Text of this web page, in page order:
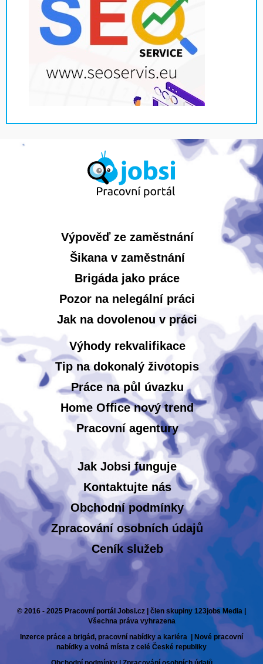
Výpověď ze zaměstnání
Šikana v zaměstnání
Brigáda jako práce
Pozor na nelegální práci
Jak na dovolenou v práci
Výhody rekvalifikace
Tip na dokonalý životopis
Práce na půl úvazku
Home Office nový trend
Pracovní agentury
Jak Jobsi funguje
Kontaktujte nás
Obchodní podmínky
Zpracování osobních údajů
Ceník služeb
© 2016 - 2025 Pracovní portál Jobsi.cz | člen skupiny 123jobs Media |
Všechna práva vyhrazena
Inzerce práce a brigád, pracovní nabídky a kariéra | Nové pracovní
nabídky a volná místa z celé České republiky